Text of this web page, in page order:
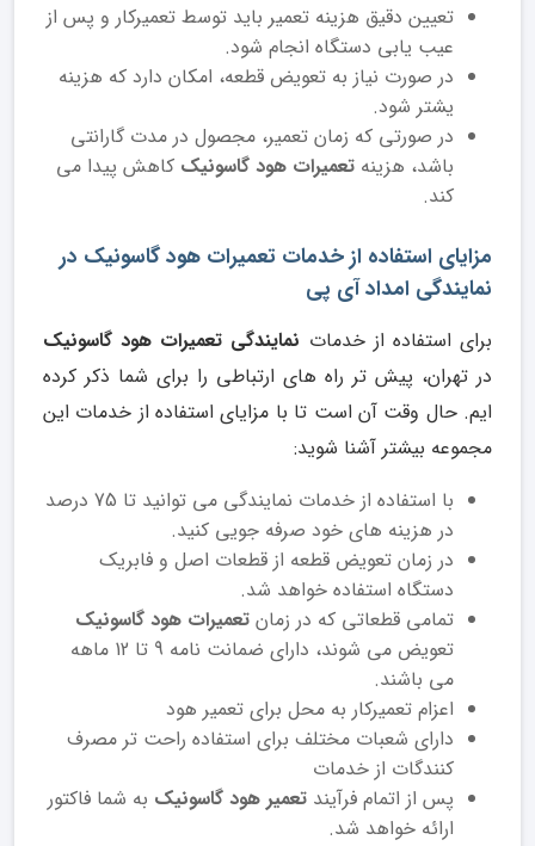
تعیین دقیق هزینه تعمیر باید توسط تعمیرکار و پس از
عیب یابی دستگاه انجام شود.
در صورت نیاز به تعویض قطعه، امکان دارد که هزینه
یشتر شود.
در صورتی که زمان تعمیر، مجصول در مدت گارانتی
باشد، هزینه تعمیرات هود گاسونیک کاهش پیدا می
کند.
مزایای استفاده از خدمات تعمیرات هود گاسونیک در
نمایندگی امداد آی پی
برای استفاده از خدمات نمایندگی تعمیرات هود گاسونیک
در تهران، پیش تر راه های ارتباطی را برای شما ذکر کرده
ایم. حال وقت آن است تا با مزایای استفاده از خدمات این
مجموعه بیشتر آشنا شوید:
با استفاده از خدمات نمایندگی می توانید تا 75 درصد
در هزینه های خود صرفه جویی کنید.
در زمان تعویض قطعه از قطعات اصل و فابریک
دستگاه استفاده خواهد شد.
تمامی قطعاتی که در زمان تعمیرات هود گاسونیک
تعویض می شوند، دارای ضمانت نامه 9 تا 12 ماهه
می باشند.
اعزام تعمیرکار به محل برای تعمیر هود
دارای شعبات مختلف برای استفاده راحت تر مصرف
کنندگات از خدمات
پس از اتمام فرآیند تعمیر هود گاسونیک به شما فاکتور
ارائه خواهد شد.